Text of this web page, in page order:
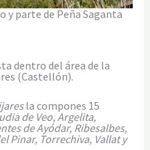
y parte de Peña Saganta
dentro del área de la
(Castellón).
la compones 15
de Veo, Argelita,
de Ayódar, Ribesalbes,
Pinar, Torrechiva, Vallat y